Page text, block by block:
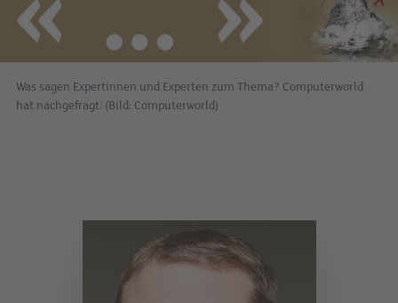
Was sagen Expertinnen und Experten zum Thema? Computerworld
hat nachgefragt. (Bild: Computerworld)